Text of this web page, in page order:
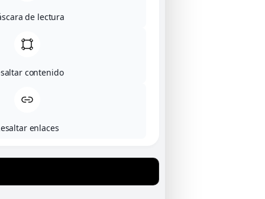
de lectura
contenido
enlaces